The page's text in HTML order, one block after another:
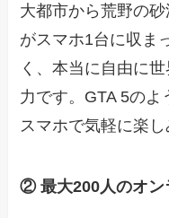
大都市から荒野の
がスマホ1台に収ま
く、本当に自由に
力です。GTA 5のよ
スマホで気軽に楽し
② 最大200人のオン